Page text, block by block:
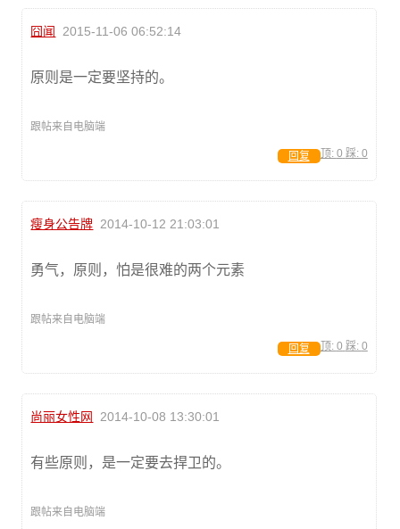
囧闻 2015-11-06 06:52:14
原则是一定要坚持的。
跟帖来自电脑端
顶: 0 踩: 0
回复
瘦身公告牌 2014-10-12 21:03:01
勇气，原则，怕是很难的两个元素
跟帖来自电脑端
顶: 0 踩: 0
回复
尚丽女性网 2014-10-08 13:30:01
有些原则，是一定要去捍卫的。
跟帖来自电脑端